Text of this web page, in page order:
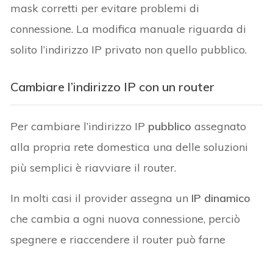
mask corretti per evitare problemi di
connessione. La modifica manuale riguarda di
solito l’indirizzo IP privato non quello pubblico.
Cambiare l’indirizzo IP con un router
Per cambiare l’indirizzo IP pubblicoassegnato
alla propria rete domestica una delle soluzioni
più semplici è riavviare il router.
In molti casi il provider assegna un IP dinamico
che cambia a ogni nuova connessione, perciò
spegnere e riaccendere il router può farne